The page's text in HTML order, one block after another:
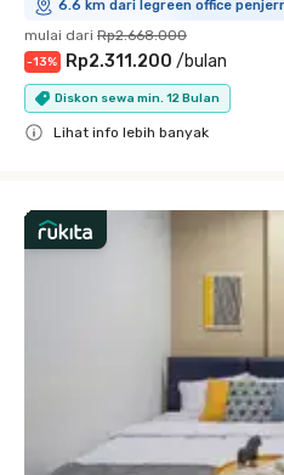
6.6 km dari legreen office
mulai dari Rp2.668.000
-13% Rp2.311.200 /bulan
Diskon sewa min. 12 Bulan
Lihat info lebih banyak